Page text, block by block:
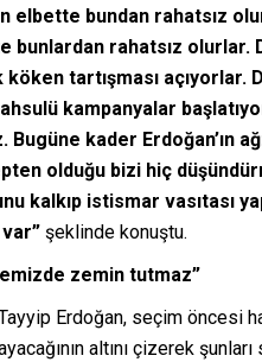
elbette bundan rahatsız
rahatsız olurlar.
tartışması açıyorlar.
kampanyalar
kader Erdoğan’ın
olduğu bizi hiç
kalkıp istismar
var” şeklinde konuştu.
zemin tutmaz”
Erdoğan, seçim
altını çizerek şunları